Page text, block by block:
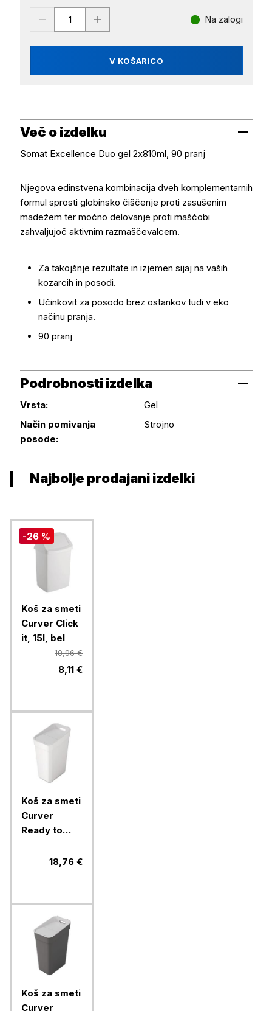
V KOŠARICO
Na zalogi
Več o izdelku
Somat Excellence Duo gel 2x810ml, 90 pranj
Njegova edinstvena kombinacija dveh komplementarnih
formul sprosti globinsko čiščenje proti zasušenim
madežem ter močno delovanje proti maščobi
zahvaljujoč aktivnim razmaščevalcem.
Za takojšnje rezultate in izjemen sijaj na vaših
kozarcih in posodi.
Učinkovit za posodo brez ostankov tudi v eko
načinu pranja.
90 pranj
Podrobnosti izdelka
Podrobnosti izdelka
Vrsta:
Gel
Način pomivanja
posode:
Strojno
Najbolje prodajani izdelki
-26 %
Koš za smeti
Curver Click
it, 15l, bel
10,96 €
8,11 €
Koš za smeti
Curver
Ready to
18,76 €
Koš za smeti
Curver